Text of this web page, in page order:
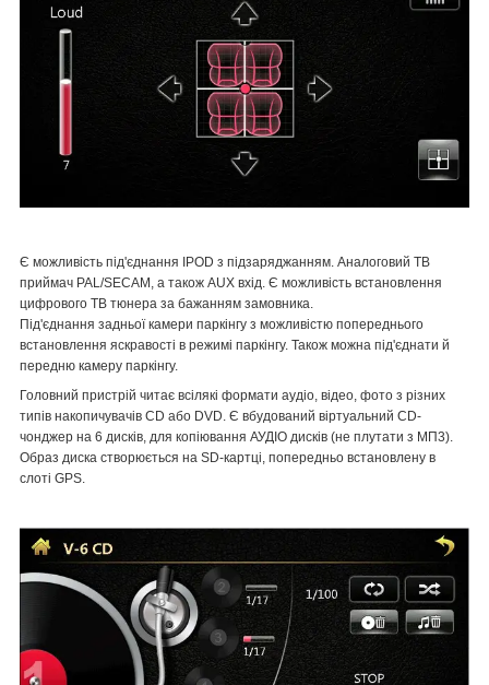
Є можливість під'єднання IPOD з підзаряджанням. Аналоговий ТВ
приймач PAL/SECAM, а також AUX вхід. Є можливість встановлення
цифрового ТВ тюнера за бажанням замовника.
Під'єднання задньої камери паркінгу з можливістю попереднього
встановлення яскравості в режимі паркінгу. Також можна під'єднати й
передню камеру паркінгу.
Головний пристрій читає всілякі формати аудіо, відео, фото з різних
типів накопичувачів CD або DVD. Є вбудований віртуальний CD-
чонджер на 6 дисків, для копіювання АУДІО дисків (не плутати з МП3).
Образ диска створюється на SD-картці, попередньо встановлену в
слоті GPS.